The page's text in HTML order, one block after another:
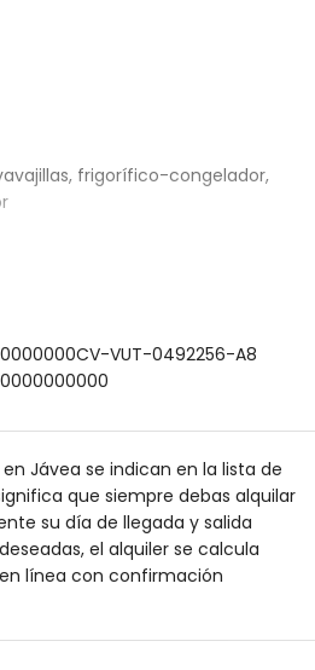
frigorífico-congelador,
190 x 90cm) y ventilador
bidet y aseo
profundidad
VUT-0492256-A8
en Jávea se indican en la lista de
que siempre debas alquilar
su día de llegada y salida
el alquiler se calcula
línea con confirmación